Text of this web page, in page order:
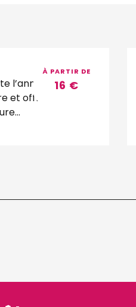
À PARTIR DE
16 €
l’année, le
et offre une vue